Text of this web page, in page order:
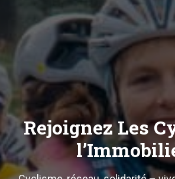
Rejoignez Les
Recevez nos actualités, invitations et
prochains évènements vélo &
Prénom
Nom